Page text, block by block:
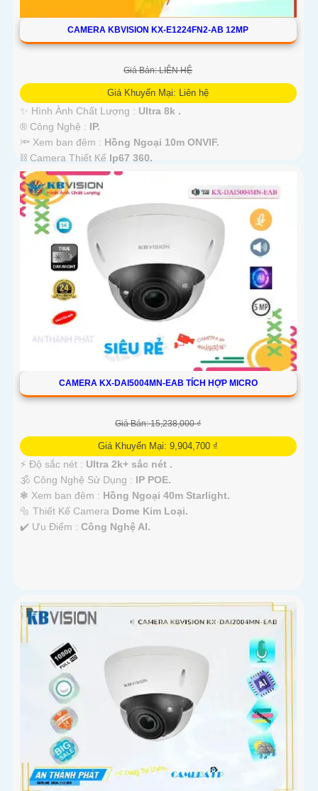
CAMERA KBVISION KX-E1224FN2-AB 12MP
Giá Bán: LIÊN HỆ
Giá Khuyến Mại: Liên hệ
✨ Hình Ành Chất Lượng : Ultra 8k .
®️ Công Nghệ : IP.
🔦 Xem ban đêm : Hồng Ngoại 10m ONVIF.
⛓ Camera Thiết Kế Ip67 360.
️💠 Tích Hợp :Thu Âm.
CAMERA KX-DAI5004MN-EAB TÍCH HỢP MICRO
Giá Bán: 15,238,000 ₫
Giá Khuyến Mại: 9,904,700 ₫
️⚡ Độ sắc nét : Ultra 2k+ sắc nét .
🕉️ Công Nghệ Sử Dụng : IP POE.
❃ Xem ban đêm : Hồng Ngoại 40m Starlight.
🔩 Thiết Kế Camera Dome Kim Loại.
️✔️ Ưu Điểm : Công Nghệ AI.